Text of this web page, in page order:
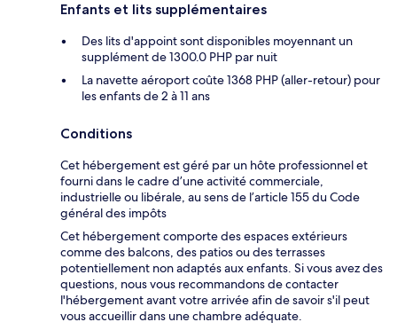
Enfants et lits supplémentaires
Des lits d'appoint sont disponibles moyennant un
supplément de 1300.0 PHP par nuit
La navette aéroport coûte 1368 PHP (aller-retour) pour
les enfants de 2 à 11 ans
Conditions
Cet hébergement est géré par un hôte professionnel et
fourni dans le cadre d’une activité commerciale,
industrielle ou libérale, au sens de l’article 155 du Code
général des impôts
Cet hébergement comporte des espaces extérieurs
comme des balcons, des patios ou des terrasses
potentiellement non adaptés aux enfants. Si vous avez des
questions, nous vous recommandons de contacter
l'hébergement avant votre arrivée afin de savoir s'il peut
vous accueillir dans une chambre adéquate.